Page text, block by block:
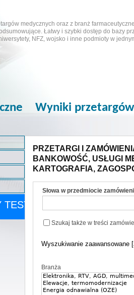
medycznych oraz z branż
Łatwy i szybki dostęp do bazy
NFZ, wojsko i inne podmioty w
Wyniki przetargów
PRZETARGI I
BANKOWOŚĆ, USŁUGI
KARTOGRAFIA,
Słowa w przedmiocie
Szukaj także w treści
Wyszukiwanie zaawansowane
Branża